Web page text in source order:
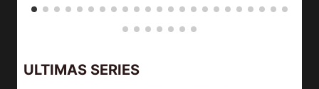
ULTIMAS SERIES